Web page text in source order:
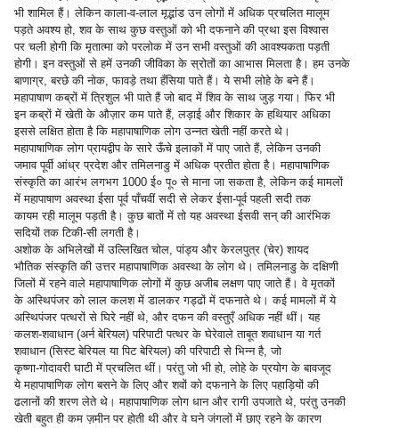
भी शामिल हैं। लेकिन काला-व-लाल मृद्भांड उन लोगों में अधिक प्रचलित मालूम
पड़ते अवश्य हो, शव के साथ कुछ वस्तुओं को भी दफनाने की प्रथा इस विश्वास
पर चली होगी कि मृतात्मा को परलोक में उन सभी वस्तुओं की आवश्यकता पड़ती
होगी। इन वस्तुओं से हमें उनकी जीविका के स्रोतों का आभास मिलता है। हम उनके
बाणाग्र, बरछे की नोक, फावड़े तथा हँसिया पाते हैं। ये सभी लोहे के बने हैं।
महापाषाण कब्रों में त्रिशुल भी पाते हैं जो बाद में शिव के साथ जुड़ गया। फिर भी
इन कब्रों में खेती के औज़ार कम पाते हैं, लड़ाई और शिकार के हथियार अधिका
इससे लक्षित होता है कि महापाषाणिक लोग उन्नत खेती नहीं करते थे।
महापाषाणिक लोग प्रायद्वीप के सारे ऊँचे इलाकों में पाए जाते हैं, लेकिन उनकी
जमाव पूर्वी आंध्र प्रदेश और तमिलनाडु में अधिक प्रतीत होता है। महापाषाणिक
संस्कृति का आरंभ लगभग 1000 ई० पू० से माना जा सकता है, लेकिन कई मामलों
में महापाषाण अवस्था ईसा पूर्व पाँचवीं सदी से लेकर ईसा-पूर्व पहली सदी तक
कायम रही मालूम पड़ती है। कुछ बातों में तो यह अवस्था ईसवी सन् की आरंभिक
सदियों तक टिकी-सी लगती है।
अशोक के अभिलेखों में उल्लिखित चोल, पांड्य और केरलपुत्र (चेर) शायद
भौतिक संस्कृति की उत्तर महापाषाणिक अवस्था के लोग थे। तमिलनाडु के दक्षिणी
जिलों में रहने वाले महापाषाणिक लोगों में कुछ अजीब लक्षण पाए जाते हैं। वे मृतकों
के अस्थिपंजर को लाल कलश में डालकर गड्ढों में दफनाते थे। कई मामलों में ये
अस्थिपंजर पत्थरों से घिरे नहीं थे, और दफन की वस्तुएँ अधिक नहीं थीं। यह
कलश-शवाधान (अर्न बेरियल) परिपाटी पत्थर के घेरेवाले ताबूत शवाधान या गर्त
शवाधान (सिस्ट बेरियल या पिट बेरियल) की परिपाटी से भिन्न है, जो
कृष्णा-गोदावरी घाटी में प्रचलित थीं। परंतु जो भी हो, लोहे के प्रयोग के बावजूद
ये महापाषाणिक लोग बसने के लिए और शवों को दफनाने के लिए पहाड़ियों की
ढलानों की शरण लेते थे। महापाषाणिक लोग धान और रागी उपजाते थे, परंतु उनकी
खेती बहुत ही कम ज़मीन पर होती थी और वे घने जंगलों में छाए रहने के कारण